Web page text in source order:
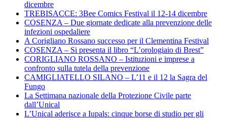
dicembre
TREBISACCE: 3Bee Comics Festival il 12-14 dicembre
COSENZA – Due giornate dedicate alla prevenzione delle
infezioni ospedaliere
A Corigliano Rossano successo per il Clementina Festival
COSENZA – Si presenta il libro “L’orologiaio di Brest”
CORIGLIANO ROSSANO – Istituzioni e imprese a
confronto sulla tutela della prevenzione
CAMIGLIATELLO SILANO – L’11 e il 12 la Sagra del
Fungo
La Settimana nazionale della Protezione Civile parte
dall’Unical
L’Unical aderisce a Iupals: cinque borse di studio per gli